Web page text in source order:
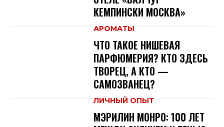
КЕМПИНСКИ МОСКВА»
АРОМАТЫ
ЧТО ТАКОЕ НИШЕВАЯ
ПАРФЮМЕРИЯ? КТО ЗДЕСЬ
ТВОРЕЦ, А КТО —
САМОЗВАНЕЦ?
ЛИЧНЫЙ ОПЫТ
МЭРИЛИН МОНРО: 100 ЛЕТ